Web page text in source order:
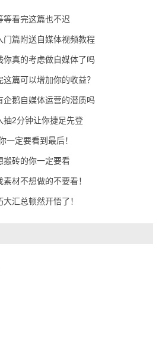
等看完这篇也不迟
门篇附送自媒体视频教程
真的考虑做自媒体了吗
篇可以增加你的收益？
鹅自媒体运营的潜质吗
抽2分钟让你捷足先登
一定要看到最后！
搬砖的你一定要看
材不想做的不要看！
汇总顿然开悟了！